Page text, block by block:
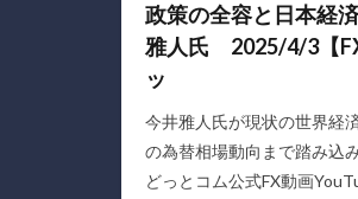
政策の全容と日本経
雅人氏 2025/4/3【
ッ
今井雅人氏が現状の世界経
の為替相場動向まで踏み込
どっとコム公式FX動画